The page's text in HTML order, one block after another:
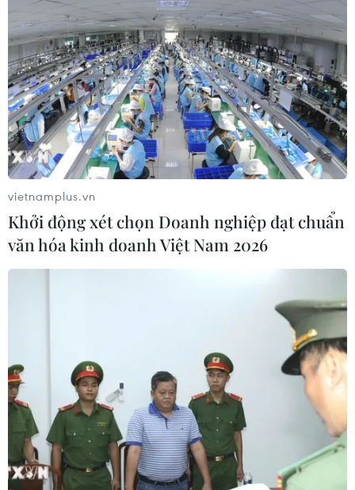
Brazil: Giao thông tại Rio de Janeiro hỗn
loạn do đình công
14/05/2014 04:43
Rio de Janeiro - một trong những thành phố đăng cai
World Cup 2014 lại lâm vào cảnh hỗn loạn do cuộc đình
vietnamplus.vn
Khởi động xét chọn Doanh nghiệp đạt chuẩn
văn hóa kinh doanh Việt Nam 2026